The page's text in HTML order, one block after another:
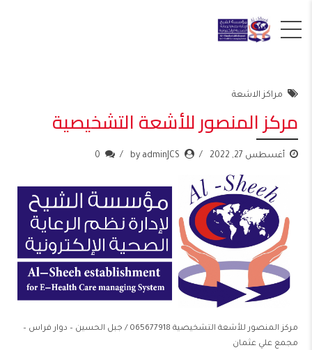
مراكز الاشعة
مركز المنصور للأشعة التشخيصية
أغسطس 27, 2022 by adminJCS
0
مركز المنصور للأشعة التشخيصية 065677918 / جبل الحسين – دوار فراس –
مجمع علي عثمان